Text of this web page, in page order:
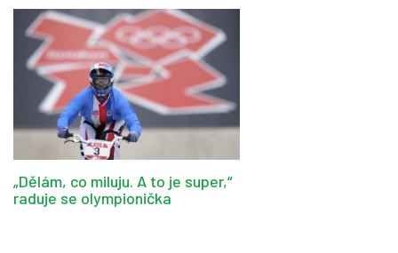
„Dělám, co miluju. A to je super,“
raduje se olympionička